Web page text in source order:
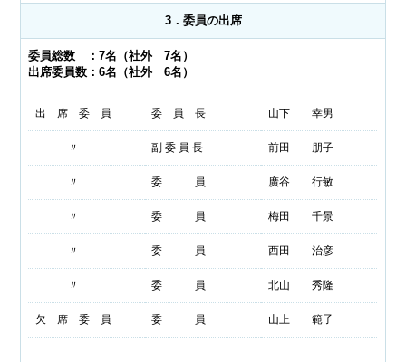
3．委員の出席
委員総数 ：7名（社外 7名）
出席委員数：6名（社外 6名）
出 席 委 員 委 員 長 山下 幸男
〃 副 委 員 長 前田 朋子
〃 委 員 廣谷 行敏
〃 委 員 梅田 千景
〃 委 員 西田 治彦
〃 委 員 北山 秀隆
欠 席 委 員 委 員 山上 範子